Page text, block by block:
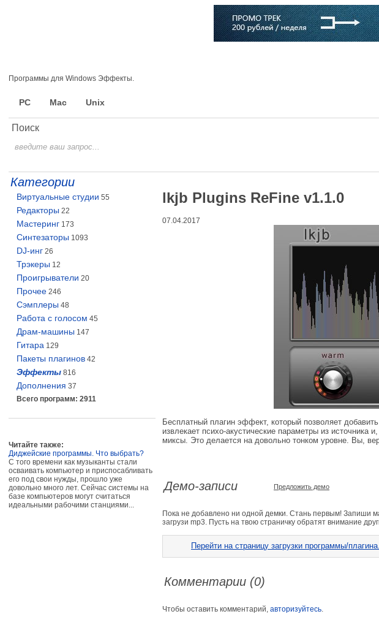
Программы для Windows Эффекты.
PC Mac Unix
Поиск
Категории
Виртуальные студии 55
Редакторы 22
Мастеринг 173
Синтезаторы 1093
DJ-инг 26
Трэкеры 12
Проигрыватели 20
Прочее 246
Сэмплеры 48
Работа с голосом 45
Драм-машины 147
Гитара 129
Пакеты плагинов 42
Эффекты 816
Дополнения 37
Всего программ: 2911
Читайте также:
Диджейские программы. Что выбрать?
С того времени как музыканты стали
осваивать компьютер и приспосабливать
его под свои нужды, прошло уже
довольно много лет. Сейчас системы на
базе компьютеров могут считаться
идеальными рабочими станциями...
lkjb Plugins ReFine v1.1.0
07.04.2017
Бесплатный плагин эффект, который позволяет
извлекает психо-акустические параметры из источника
миксы. Это делается на довольно тонком уровне. Вы,
Демо-записи Предложить демо
Пока не добавлено ни одной демки. Стань первым! Запиши
загрузи mp3. Пусть на твою страничку обратят внимание
Перейти на страницу загрузки программы/
Комментарии (0)
Чтобы оставить комментарий, авторизуйтесь.